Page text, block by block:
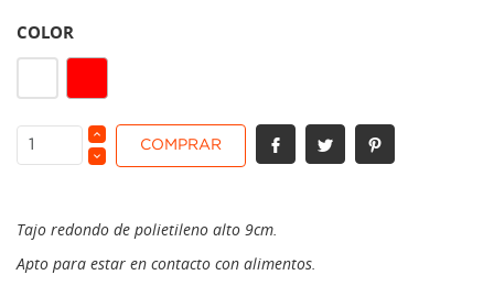
COLOR
COMPRAR
Tajo redondo de polietileno alto 9cm.
Apto para estar en contacto con alimentos.